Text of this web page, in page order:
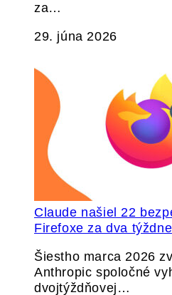
za…
29. júna 2026
Claude našiel 22
Firefoxe za dva týždne
Šiestho marca 2026
Anthropic spoločné
dvojtýždňovej…